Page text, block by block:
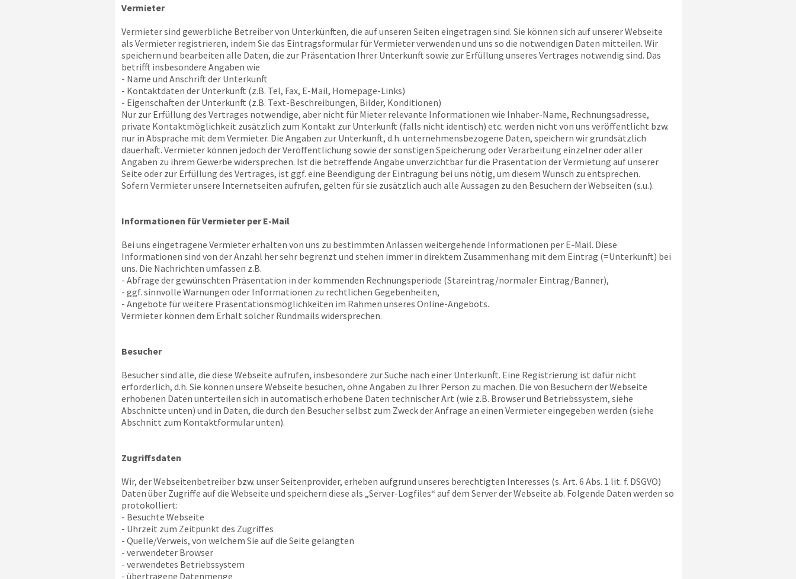
Vermieter
Vermieter sind gewerbliche Betreiber von Unterkünften, die auf unseren Seiten eingetragen sind. Sie können sich auf unserer Webseite
als Vermieter registrieren, indem Sie das Eintragsformular für Vermieter verwenden und uns so die notwendigen Daten mitteilen. Wir
speichern und bearbeiten alle Daten, die zur Präsentation Ihrer Unterkunft sowie zur Erfüllung unseres Vertrages notwendig sind. Das
betrifft insbesondere Angaben wie
- Name und Anschrift der Unterkunft
- Kontaktdaten der Unterkunft (z.B. Tel, Fax, E-Mail, Homepage-Links)
- Eigenschaften der Unterkunft (z.B. Text-Beschreibungen, Bilder, Konditionen)
Nur zur Erfüllung des Vertrages notwendige, aber nicht für Mieter relevante Informationen wie Inhaber-Name, Rechnungsadresse,
private Kontaktmöglichkeit zusätzlich zum Kontakt zur Unterkunft (falls nicht identisch) etc. werden nicht von uns veröffentlicht bzw.
nur in Absprache mit dem Vermieter. Die Angaben zur Unterkunft, d.h. unternehmensbezogene Daten, speichern wir grundsätzlich
dauerhaft. Vermieter können jedoch der Veröffentlichung sowie der sonstigen Speicherung oder Verarbeitung einzelner oder aller
Angaben zu ihrem Gewerbe widersprechen. Ist die betreffende Angabe unverzichtbar für die Präsentation der Vermietung auf unserer
Seite oder zur Erfüllung des Vertrages, ist ggf. eine Beendigung der Eintragung bei uns nötig, um diesem Wunsch zu entsprechen.
Sofern Vermieter unsere Internetseiten aufrufen, gelten für sie zusätzlich auch alle Aussagen zu den Besuchern der Webseiten (s.u.).
Informationen für Vermieter per E-Mail
Bei uns eingetragene Vermieter erhalten von uns zu bestimmten Anlässen weitergehende Informationen per E-Mail. Diese
Informationen sind von der Anzahl her sehr begrenzt und stehen immer in direktem Zusammenhang mit dem Eintrag (=Unterkunft) bei
uns. Die Nachrichten umfassen z.B.
- Abfrage der gewünschten Präsentation in der kommenden Rechnungsperiode (Stareintrag/normaler Eintrag/Banner),
- ggf. sinnvolle Warnungen oder Informationen zu rechtlichen Gegebenheiten,
- Angebote für weitere Präsentationsmöglichkeiten im Rahmen unseres Online-Angebots.
Vermieter können dem Erhalt solcher Rundmails widersprechen.
Besucher
Besucher sind alle, die diese Webseite aufrufen, insbesondere zur Suche nach einer Unterkunft. Eine Registrierung ist dafür nicht
erforderlich, d.h. Sie können unsere Webseite besuchen, ohne Angaben zu Ihrer Person zu machen. Die von Besuchern der Webseite
erhobenen Daten unterteilen sich in automatisch erhobene Daten technischer Art (wie z.B. Browser und Betriebssystem, siehe
Abschnitte unten) und in Daten, die durch den Besucher selbst zum Zweck der Anfrage an einen Vermieter eingegeben werden (siehe
Abschnitt zum Kontaktformular unten).
Zugriffsdaten
Wir, der Webseitenbetreiber bzw. unser Seitenprovider, erheben aufgrund unseres berechtigten Interesses (s. Art. 6 Abs. 1 lit. f. DSGVO)
Daten über Zugriffe auf die Webseite und speichern diese als „Server-Logfiles“ auf dem Server der Webseite ab. Folgende Daten werden so
protokolliert:
- Besuchte Webseite
- Uhrzeit zum Zeitpunkt des Zugriffes
- Quelle/Verweis, von welchem Sie auf die Seite gelangten
- verwendeter Browser
- verwendetes Betriebssystem
- übertragene Datenmenge